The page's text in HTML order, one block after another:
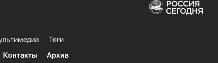
Теги
Контакты Архив